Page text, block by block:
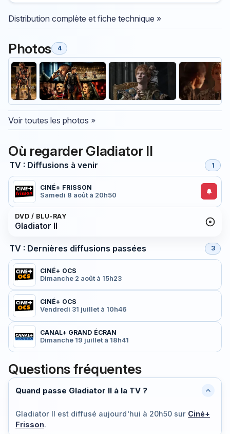
Distribution complète et fiche technique »
Photos 4
Voir toutes les photos »
Où regarder Gladiator II
TV : Diffusions à venir 1
CINÉ+ FRISSON
Samedi 8 août à 20h50
DVD / BLU-RAY
Gladiator II
TV : Dernières diffusions passées 3
CINÉ+ OCS
Dimanche 2 août à 15h23
CINÉ+ OCS
Vendredi 31 juillet à 10h46
CANAL+ GRAND ÉCRAN
Dimanche 19 juillet à 18h41
Questions fréquentes
Quand passe Gladiator II à la TV ?
Gladiator II est diffusé aujourd'hui à 20h50 sur Ciné+
Frisson.